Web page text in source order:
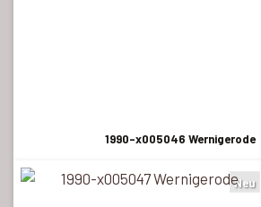
1990-x005046 Wernigerode
Neu